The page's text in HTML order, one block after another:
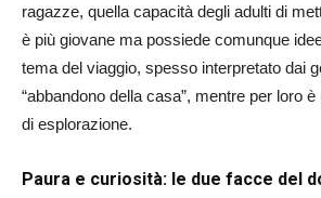
ragazze, quella capacità degli adulti di
è più giovane ma possiede comunque
tema del viaggio, spesso interpretato dai
“abbandono della casa”, mentre per loro
di esplorazione.
Paura e curiosità: le due facce del